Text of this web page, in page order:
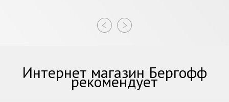
Интернет магазин Бергофф
рекомендует